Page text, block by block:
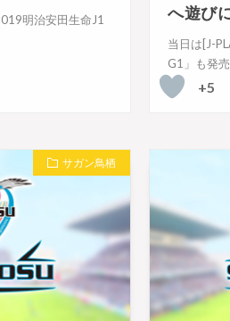
明治安田生命J1
へ遊び
当日は[J-
G1」も発
+5
サガン鳥栖